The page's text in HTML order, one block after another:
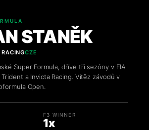
STANĚK
CZE
Super Formula, dříve tři sezóny v FIA
a Invicta Racing. Vítěz závodů v
Open.
F3 WINNER
1x